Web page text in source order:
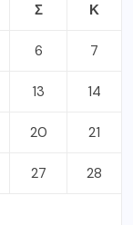
Σ Κ
6 7
13 14
20 21
27 28